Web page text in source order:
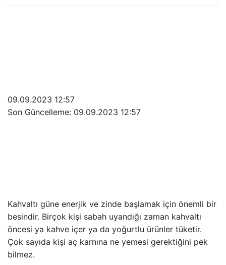
09.09.2023 12:57
Son Güncelleme: 09.09.2023 12:57
Kahvaltı güne enerjik ve zinde başlamak için önemli bir
besindir. Birçok kişi sabah uyandığı zaman kahvaltı
öncesi ya kahve içer ya da yoğurtlu ürünler tüketir.
Çok sayıda kişi aç karnına ne yemesi gerektiğini pek
bilmez.